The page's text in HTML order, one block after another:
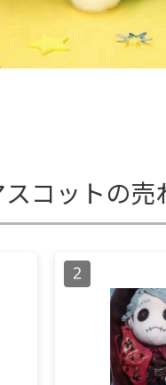
コットの売